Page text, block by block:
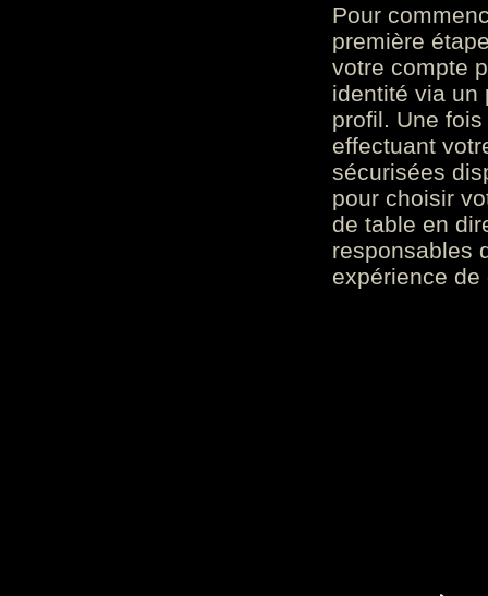
Pour
première
votre compte
identité via un
profil. Une
effectuant
sécurisées
pour choisir
de table en
responsables
expérience